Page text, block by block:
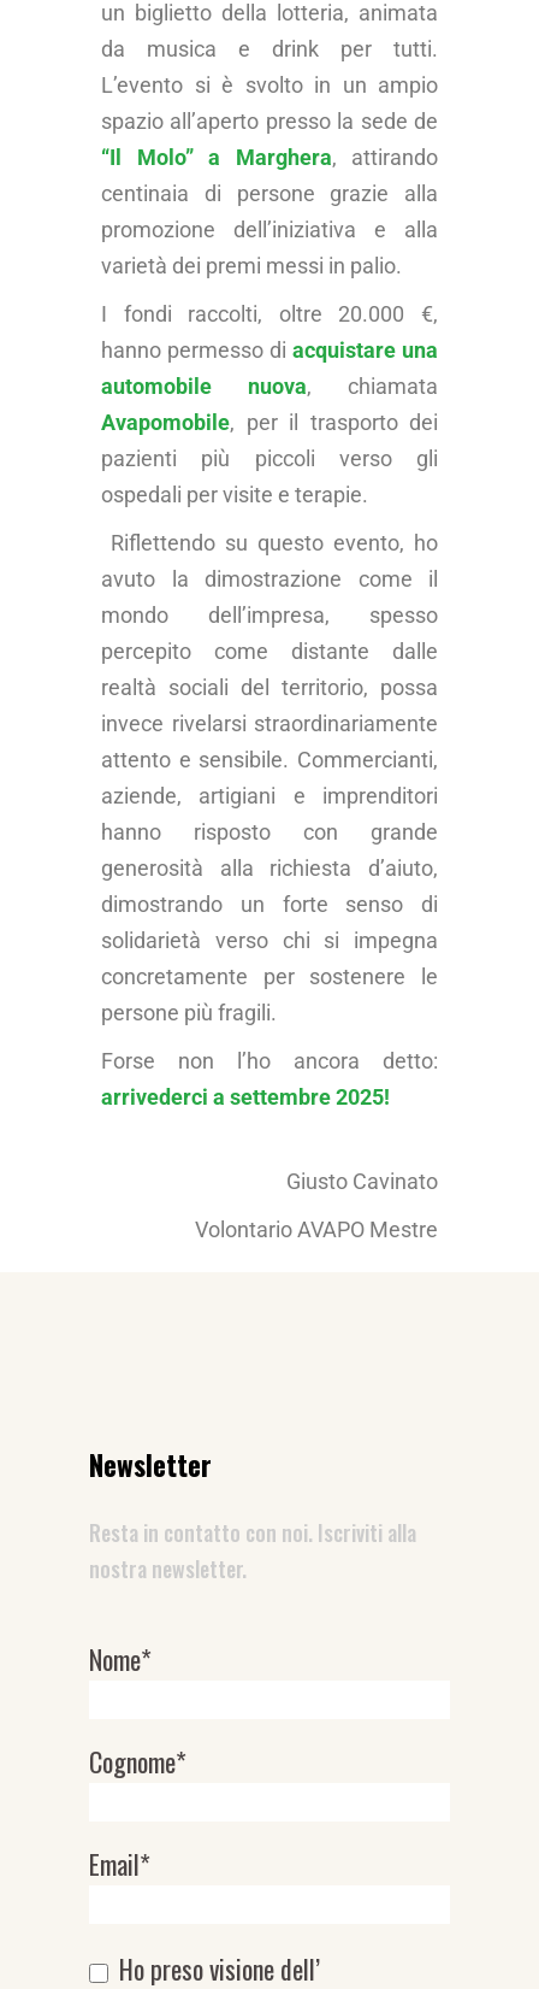
un biglietto della lotteria, animata
da musica e drink per tutti.
L’evento si è svolto in un ampio
spazio all’aperto presso la sede de
“Il Molo” a Marghera, attirando
centinaia di persone grazie alla
promozione dell’iniziativa e alla
varietà dei premi messi in palio.
I fondi raccolti, oltre 20.000 €,
hanno permesso di acquistare una
automobile nuova, chiamata
Avapomobile, per il trasporto dei
pazienti più piccoli verso gli
ospedali per visite e terapie.
Riflettendo su questo evento, ho
avuto la dimostrazione come il
mondo dell’impresa, spesso
percepito come distante dalle
realtà sociali del territorio, possa
invece rivelarsi straordinariamente
attento e sensibile. Commercianti,
aziende, artigiani e imprenditori
hanno risposto con grande
generosità alla richiesta d’aiuto,
dimostrando un forte senso di
solidarietà verso chi si impegna
concretamente per sostenere le
persone più fragili.
Forse non l’ho ancora detto:
arrivederci a settembre 2025!
Giusto Cavinato
Volontario AVAPO Mestre
Newsletter
Resta in contatto con noi. Iscriviti alla
nostra newsletter.
Newsletter
Nome*
Cognome*
Email*
Ho preso visione dell’